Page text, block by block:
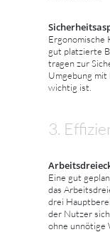
Ergonomische
gut platzierte
tragen zur
Umgebung
wichtig ist.
3.
Eine gut
das
drei
der Nutzer
ohne unnötige